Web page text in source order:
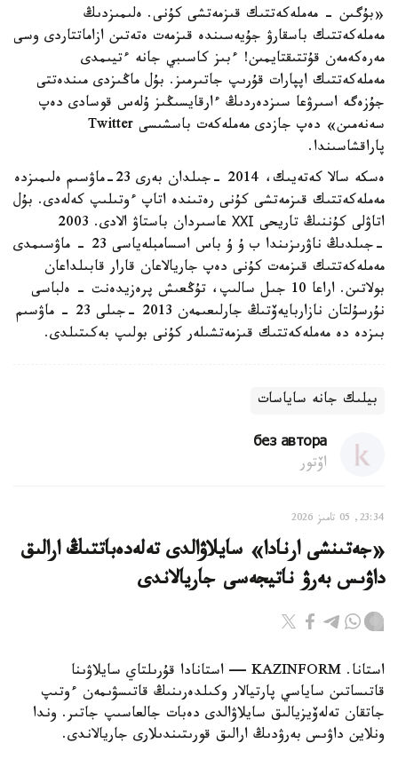
«بۇگىن - مەملەكەتتىك قىزمەتشى كۇنى. ەلىمىزدىڭ
مەملەكەتتىك باسقارۋ جۇيەسىندە قىزمەت ەتەتىن ازاماتتاردى وسى
مەرەكەمەن قۇتتىقتايمىن! ءبىز كاسىبي جانە ءتيىمدى
مەملەكەتتىك اپپارات قۇرىپ جاتىرمىز. بۇل ماڭىزدى مىندەتتى
جۇزەگە اسىرۋعا سىزدەردىڭ ءارقايسىڭىز ۇلەس قوسادى دەپ
سەنەمىن» دەپ جازدى مەملەكەت باسشىسى Twitter
پاراقشاسىندا.
ەسكە سالا كەتەيىك، 2014 -جىلدان بەرى 23-ماۋسىم ەلىمىزدە
مەملەكەتتىك قىزمەتشى كۇنى رەتىندە اتاپ ءوتىلىپ كەلەدى. بۇل
اتاۋلى كۇننىڭ تاريحى ХХІ عاسىردان باستاۋ الادى. 2003
-جىلدىڭ ناۋرىزىندا ب ۇ ۇ باس اسسامبلەياسى 23 - ماۋسىمدى
مەملەكەتتىك قىزمەت كۇنى دەپ جاريالاعان قارار قابىلداعان
بولاتىن. اراعا 10 جىل سالىپ، تۇڭعىش پرەزيدەنت - ەلباسى
نۇرسۇلتان نازاربايەۆتىڭ جارلىعىمەن 2013 -جىلى 23 - ماۋسىم
بىزدە دە مەملەكەتتىك قىزمەتشىلەر كۇنى بولىپ بەكىتىلدى.
بيلىك جانە ساياسات
без автора
اۆتور
23:34, 05 تامىز 2026
«جەتىنشى ارنادا» سايلاۋالدى تەلەدەباتتىڭ ارالىق
داۋىس بەرۋ ناتيجەسى جاريالاندى
استانا. KAZINFORM — استانادا قۇرىلتاي سايلاۋىنا
قاتىساتىن ساياسي پارتيالار وكىلدەرىنىڭ قاتىسۋىمەن ءوتىپ
جاتقان تەلەۆيزيالىق سايلاۋالدى دەبات جالعاسىپ جاتىر. وندا
ونلاين داۋىس بەرۋدىڭ ارالىق قورىتىندىلارى جاريالاندى.